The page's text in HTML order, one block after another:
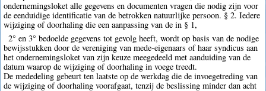
ondernemingsloket alle gegevens en documenten vragen die nodig zijn voor
de eenduidige identificatie van de betrokken natuurlijke persoon. § 2. Iedere
wijziging of doorhaling die een aanpassing van de in § 1,
2° en 3° bedoelde gegevens tot gevolg heeft, wordt op basis van de nodige
bewijsstukken door de vereniging van mede-eigenaars of haar syndicus aan
het ondernemingsloket van zijn keuze meegedeeld met aanduiding van de
datum waarop de wijziging of doorhaling in voege treedt.
De mededeling gebeurt ten laatste op de werkdag die de invoegetreding van
de wijziging of doorhaling voorafgaat, tenzij de beslissing minder dan acht